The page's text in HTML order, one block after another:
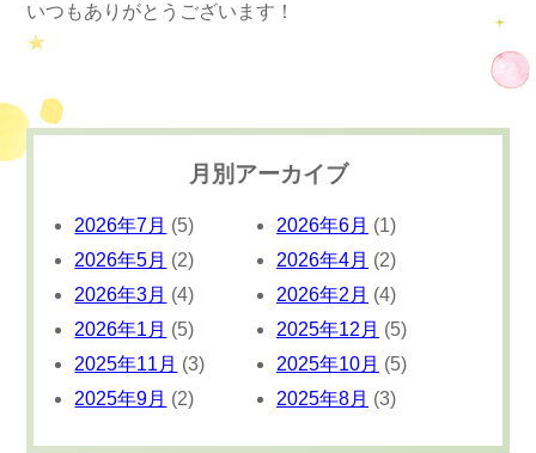
いつもありがとうございます！
月別アーカイブ
2026年7月 (5) 2026年6月 (1)
2026年5月 (2) 2026年4月 (2)
2026年3月 (4) 2026年2月 (4)
2026年1月 (5) 2025年12月 (5)
2025年11月 (3) 2025年10月 (5)
2025年9月 (2) 2025年8月 (3)